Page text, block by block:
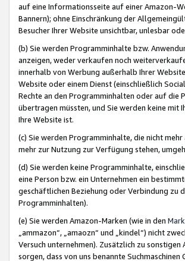
auf eine Informationsseite auf einer Amazon-
Bannern); ohne Einschränkung der
Besucher Ihrer Website unsichtbar, unlesbar
(b) Sie werden Programminhalte bzw.
anzeigen, weder verkaufen noch
innerhalb von Werbung außerhalb Ihrer
Website oder einem Dienst (einschließlich
Rechte an den Programminhalten oder auf die
übertragen müssten, und Sie werden keine mit
Ihre Website ist.
(c) Sie werden Programminhalte, die nicht
mehr zur Nutzung zur Verfügung stehen,
(d) Sie werden keine Programminhalte,
eine Person bzw. ein Unternehmen ein
geschäftlichen Beziehung oder Verbindung zu
Programminhalten).
(e) Sie werden Amazon-Marken (wie in den
„ammazon“, „amaozn“ und „kindel“) nicht
Versuch unternehmen). Zusätzlich zu
sorgen, dass von uns benannte